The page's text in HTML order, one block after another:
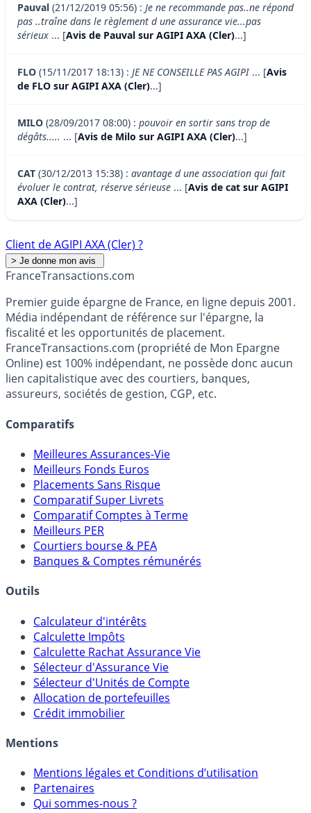
Pauval (21/12/2019 05:56) : Je ne recommande pas..ne répond
pas ..traîne dans le règlement d une assurance vie...pas
sérieux ... [Avis de Pauval sur AGIPI AXA (Cler)...]
FLO (15/11/2017 18:13) : JE NE CONSEILLE PAS AGIPI... [Avis
de FLO sur AGIPI AXA (Cler)...]
MILO (28/09/2017 08:00) : pouvoir en sortir sans trop de
dégâts..... ... [Avis de Milo sur AGIPI AXA (Cler)...]
CAT (30/12/2013 15:38) : avantage d une association qui fait
évoluer le contrat, réserve sérieuse ... [Avis de cat sur AGIPI
AXA (Cler)...]
Client de AGIPI AXA (Cler) ?
FranceTransactions.com
Premier guide épargne de France, en ligne depuis 2001.
Média indépendant de référence sur l'épargne, la
fiscalité et les opportunités de placement.
FranceTransactions.com (propriété de Mon Epargne
Online) est 100% indépendant, ne possède donc aucun
lien capitalistique avec des courtiers, banques,
assureurs, sociétés de gestion, CGP, etc.
Comparatifs
Meilleures Assurances-Vie
Meilleurs Fonds Euros
Placements Sans Risque
Comparatif Super Livrets
Comparatif Comptes à Terme
Meilleurs PER
Courtiers bourse & PEA
Banques & Comptes rémunérés
Outils
Calculateur d'intérêts
Calculette Impôts
Calculette Rachat Assurance Vie
Sélecteur d'Assurance Vie
Sélecteur d'Unités de Compte
Allocation de portefeuilles
Crédit immobilier
Mentions
Mentions légales et Conditions d’utilisation
Partenaires
Qui sommes-nous ?